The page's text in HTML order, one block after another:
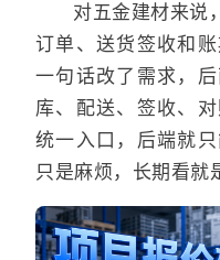
对五金建材来说
订单、送货签收和
一句话改了需求，
库、配送、签收、
统一入口，后端就
只是麻烦，长期看就